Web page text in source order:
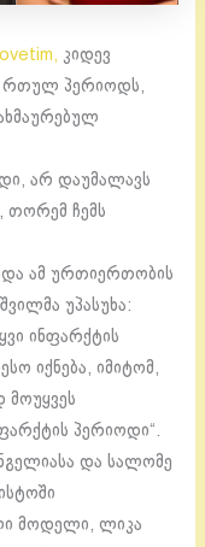
კიდევ
რთულ პერიოდს,
არ დაუმალავს
თორემ ჩემს
ამ ურთიერთობის
უპასუხა:
ინფარქტის
იქნება, იმიტომ,
მოუყვეს
პერიოდი“.
და სალომე
მოდელი, ლიკა